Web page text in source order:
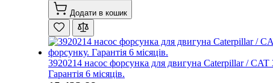
Додати в кошик
3920214 насос форсунка для двигуна Caterpillar /
Гарантія 6 місяців.